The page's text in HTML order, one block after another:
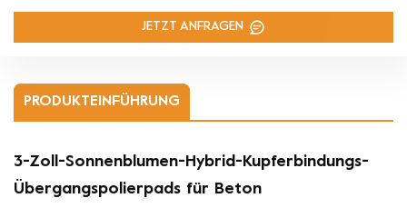
JETZT ANFRAGEN
PRODUKTEINFÜHRUNG
3-Zoll-Sonnenblumen-Hybrid-Kupferbindungs-
Übergangspolierpads für Beton